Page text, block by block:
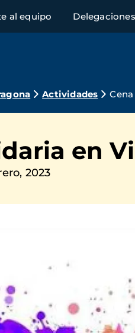
al equipo Delegaciones
Actividades
en
2023